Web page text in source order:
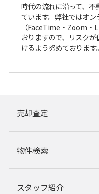
時代の流れに沿って、
ています。弊社ではオ
（FaceTime・Zoom・
おりますので、リスク
けるよう努めております。
売却査定
物件検索
スタッフ紹介